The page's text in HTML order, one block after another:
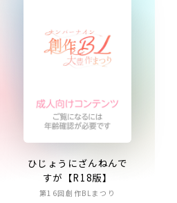
ひじょうにざんねんで
すが【R18版】
第16回創作BLまつり